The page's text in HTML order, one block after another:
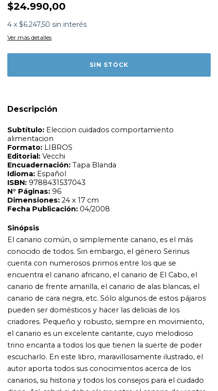
$24.990,00
4 x $6.247,50 sin interés
Ver más detalles
Descripción
alimentacion
Formato: LIBROS
Editorial:Vecchi
El canario común, o simplemente canario, es el más
cuenta con numerosos primos entre los que se
encuentra el canario africano, el canario de El Cabo, el
canario de frente amarilla, el canario de alas blancas, el
canario de cara negra, etc. Sólo algunos de estos pájaros
pueden ser domésticos y hacer las delicias de los
criadores. Pequeño y robusto, siempre en movimiento,
el canario es un excelente cantante, cuyo melodioso
trino encanta a todos los que tienen la suerte de poder
escucharlo. En este libro, maravillosamente ilustrado, el
autor aporta todos sus conocimientos acerca de los
canarios, su historia y todos los consejos para el cuidado
diario. Así, sabrá si debe elegir entre el canario de vientre
blanco, de vientre amarillo, el verderón serrano, etc. Con
este manual usted aprenderá a apreciar las múltiples
cualidades de estos pequeños y apasionantes pájaros.